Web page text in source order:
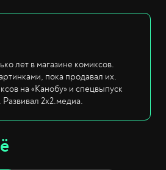
лет в магазине комиксов.
пока продавал их.
на «Канобу» и спецвыпуск
2х2.медиа.